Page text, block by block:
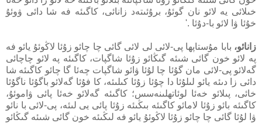
خىلائى يە لائو نان گوئۇ، برۇئىتەد زانائى، كاگىئە فە شا دائى ۋوئۇ
خۇئا ۋا لائو با-دۇئا .'
زانائو، بابا مۇستاپھا پى-لائى لى لائى گائى چا چائو زۇئا لاڭوئۇ يائو فە
پە لائو خون گائى شىئە گىڭائو زۇئا شاگپات، كاگىئە پە لائو چاچائى
گەلائو پى-لائى مان گۇئا چا لۇئا ۋائو شاگپات چەئا گا چائو كاگىئە شا
دائى زا دىئە يائو لىلۇئا دا چۇئا زۇئا كىلىئە، كا فۇئا گەلائو باگۇئا ناگۇئا
خائى، پىلائو خەئا لوئاتھلىنەسس؛ كاگىئە گەلائو خەئا پائى ۋاموئۇ،
كاگىئە بائو زۇئا لامائو كاگىئە بىڭىئە زۇئا پائى يى لىئە، پى-لائى با نائو
ۋا لۇئا گائى چا چائو زۇئا لاڭوئۇ يائو فە لىڭىئە خون گائى شىئە گىڭائو